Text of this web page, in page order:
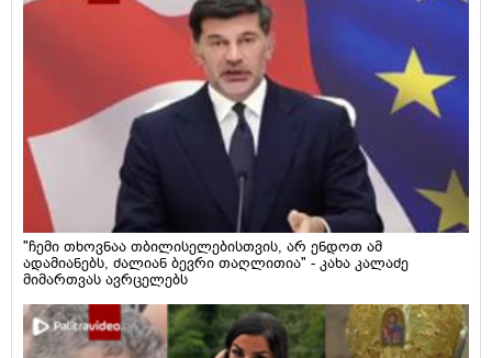
"ჩემი თხოვნაა თბილისელებისთვის, არ ენდოთ ამ
ადამიანებს, ძალიან ბევრი თაღლითია" - კახა კალაძე
მიმართვას ავრცელებს